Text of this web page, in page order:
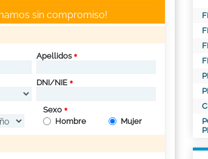
sin compromiso!
Apellidos
DNI/NIE
Sexo
Hombre
Mujer